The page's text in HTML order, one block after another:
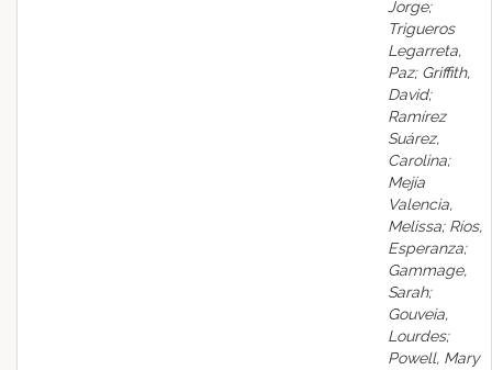
Jorge;
Trigueros
Legarreta,
Paz; Griffith,
David;
Ramírez
Suárez,
Carolina;
Mejía
Valencia,
Melissa; Ríos,
Esperanza;
Gammage,
Sarah;
Gouveia,
Lourdes;
Powell, Mary